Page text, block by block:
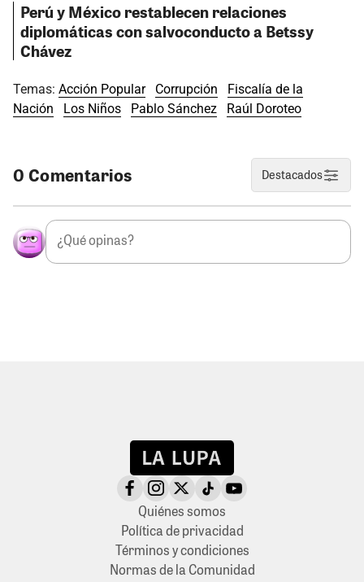
Perú y México restablecen relaciones
diplomáticas con salvoconducto a Betssy
Chávez
Temas: Acción Popular Corrupción
Fiscalía de la
Nación
Los Niños Pablo Sánchez Raúl Doroteo
0 Comentarios Destacados
Quiénes somos
Política de privacidad
Términos y condiciones
Normas de la Comunidad